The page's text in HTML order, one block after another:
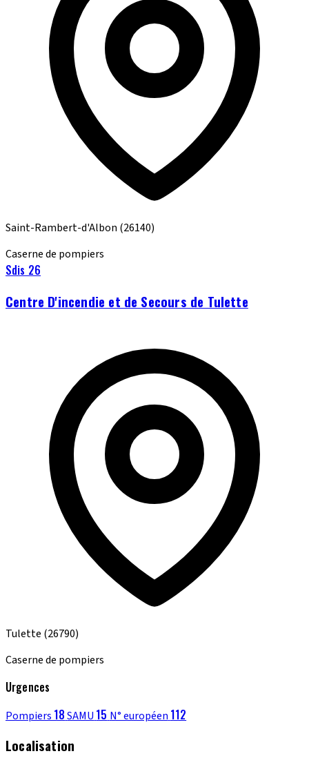
Saint-Rambert-d'Albon (26140)
Caserne de pompiers
Sdis 26
Centre D'incendie et de Secours de Tulette
Tulette (26790)
Caserne de pompiers
Urgences
Pompiers 18SAMU 15 N° européen 112
Localisation